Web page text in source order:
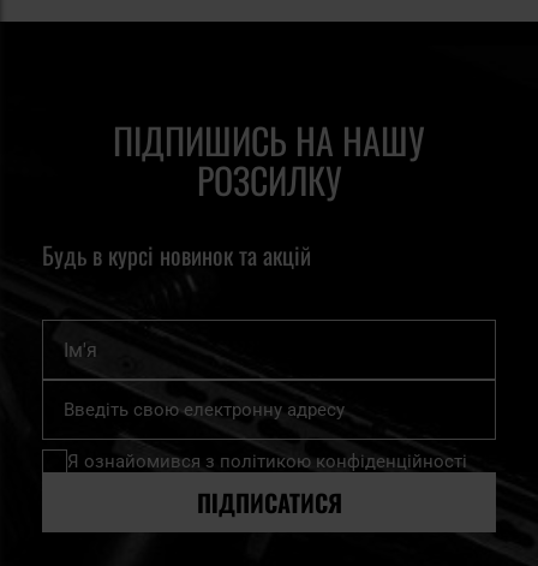
ПІДПИШИСЬ НА НАШУ
РОЗСИЛКУ
Будь в курсі новинок та акцій
Підпишіться
нашу
розсилку
Я ознайомився з політикою конфіденційності
ПІДПИСАТИСЯ